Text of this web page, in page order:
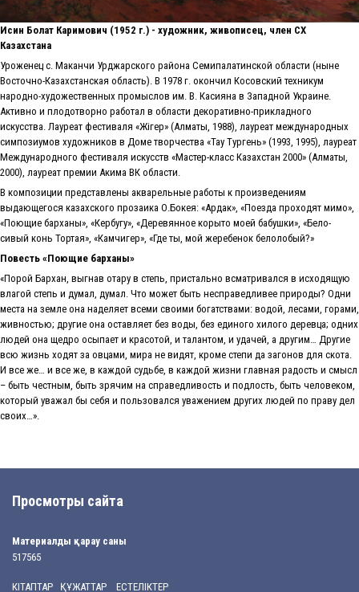
Исин Болат Каримович (1952 г.) - художник, живописец, член СХ
Казахстана
Уроженец с. Маканчи Урджарского района Семипалатинской области (ныне
Восточно-Казахстанская область). В 1978 г. окончил Косовский техникум
народно-художественных промыслов им. В. Касияна в Западной Украине.
Активно и плодотворно работал в области декоративно-прикладного
искусства. Лауреат фестиваля «Жiгер» (Алматы, 1988), лауреат международных
симпозиумов художников в Доме творчества «Тау Тургень» (1993, 1995), лауреат
Международного фестиваля искусств «Мастер-класс Казахстан 2000» (Алматы,
2000), лауреат премии Акима ВК области.
В композиции представлены акварельные работы к произведениям
выдающегося казахского прозаика О.Бокея: «Ардак», «Поезда проходят мимо»,
«Поющие барханы», «Кербугу», «Деревянное корыто моей бабушки», «Бело-
сивый конь Тортая», «Камчигер», «Где ты, мой жеребенок белолобый?»
Повесть «Поющие барханы»
«Порой Бархан, выгнав отару в степь, пристально всматривался в исходящую
влагой степь и думал, думал. Что может быть несправедливее природы? Одни
места на земле она наделяет всеми своими богатствами: водой, лесами, горами,
живностью; другие она оставляет без воды, без единого хилого деревца; одних
людей она щедро осыпает и красотой, и талантом, и удачей, а другим… Другие
всю жизнь ходят за овцами, мира не видят, кроме степи да загонов для скота.
И все же… и все же, в каждой судьбе, в каждой жизни главная радость и смысл
– быть честным, быть зрячим на справедливость и подлость, быть человеком,
который уважал бы себя и пользовался уважением других людей по праву дел
своих…».
Просмотры сайта
Материалды қарау саны
517565
КІТАПТАР ҚҰЖАТТАР ЕСТЕЛІКТЕР